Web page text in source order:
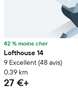
42 % moins cher
Lofthouse 14
9 Excellent (48 avis)
0,39 km
27 €+